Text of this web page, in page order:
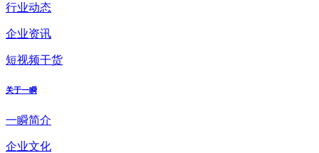
行业动态
企业资讯
短视频干货
关于一瞬
一瞬简介
企业文化